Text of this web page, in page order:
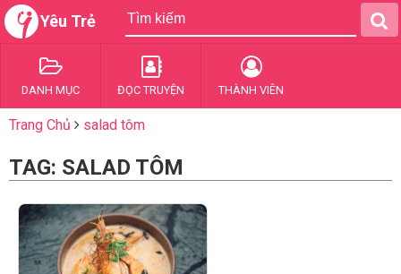
Yêu Trẻ
DANH MỤC ĐỌC TRUYỆN THÀNH VIÊN
Trang Chủ salad tôm
TAG: SALAD TÔM